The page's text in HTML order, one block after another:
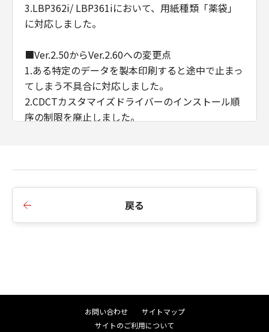
3.LBP362i/ LBP361iにおいて、用紙種類「薬袋」
に対応しました。
■Ver.2.50からVer.2.60への変更点
1.ある特定のデータを製本印刷すると途中で止まっ
てしまう不具合に対応しました。
2.CDCTカスタマイズドライバーのインストール順
序の制限を廃止しました。
を変更しました。
2.インストーラーの探索時にSNMPコミュニティ名
1.複数LAN接続環境におけるインストーラーの探索
戻る
お問い合わせ
サイトマップ
サイトのご利用について